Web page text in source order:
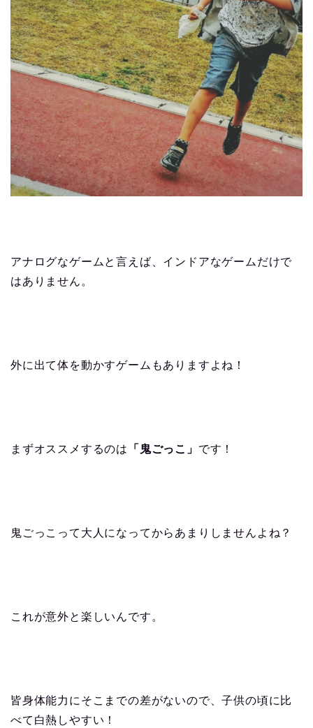
アナログなゲームと言えば、インドアなゲームだけで
はありません。
外に出て体を動かすゲームもありますよね！
まずオススメするのは 「鬼ごっこ」 です！
鬼ごっこって大人になってからあまりしませんよね？
これが意外と楽しいんです。
皆身体能力にそこまでの差がないので、子供の頃に比
べて白熱しやすい！